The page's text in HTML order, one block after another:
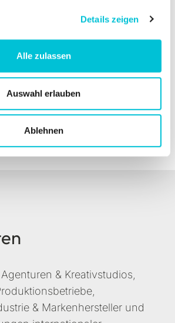
Details zeigen
Alle zulassen
Auswahl erlauben
Ablehnen
uns erfahren
Erfahrung
& Termintreue
Kompetenz in Repro,
internationalen Marken
& Kreativstudios,
& Markenhersteller und